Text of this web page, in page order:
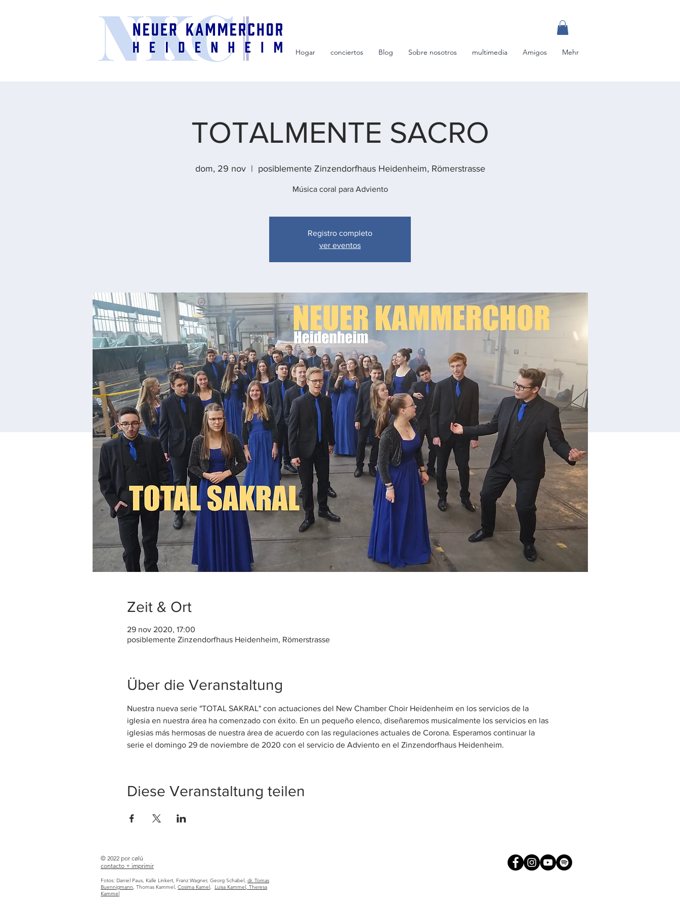
Hogar conciertos Blog Sobre nosotros multimedia Amigos Mehr
TOTALMENTE SACRO
dom, 29 nov
  |
posiblemente Zinzendorfhaus Heidenheim, Römerstrasse
Música coral para Adviento
Registro completo
ver eventos
Zeit & Ort
29 nov 2020, 17:00
posiblemente Zinzendorfhaus Heidenheim, Römerstrasse
Über die Veranstaltung
Nuestra nueva serie "TOTAL SAKRAL" con actuaciones del New Chamber Choir Heidenheim en los servicios de la
iglesia en nuestra área ha comenzado con éxito. En un pequeño elenco, diseñaremos musicalmente los servicios en las
iglesias más hermosas de nuestra área de acuerdo con las regulaciones actuales de Corona. Esperamos continuar la
serie el domingo 29 de noviembre de 2020 con el servicio de Adviento en el Zinzendorfhaus Heidenheim.
Diese Veranstaltung teilen
© 2022 por cølú
contacto + imprimir
Fotos: Daniel Paus, Kalle Linkert, Franz Wagner, Georg Schabel, dr. Tomas
Buennigmann, Thomas Kammel, Cosima Kamel, Luisa Kammel, Theresa
Kammel